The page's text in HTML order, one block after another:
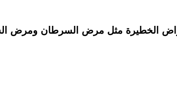
الخطيرة مثل مرض السرطان